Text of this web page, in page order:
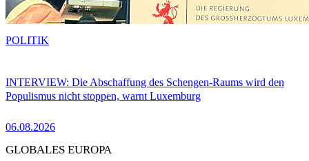
INTERVIEW: Die Abschaffung des Schengen-Raums wird den
Populismus nicht stoppen, warnt Luxemburg
06.08.2026
POLITIK
GLOBALES EUROPA